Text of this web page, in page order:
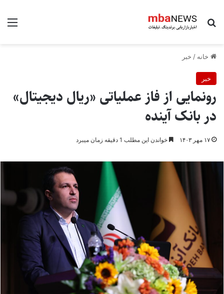
جستجو برای
خانه / خبر
خبر
رونمایی از فاز عملیاتی «ریال دیجیتال»
در بانک آینده
۱۷ مهر ۱۴۰۳ خواندن این مطلب 1 دقیقه زمان میبرد